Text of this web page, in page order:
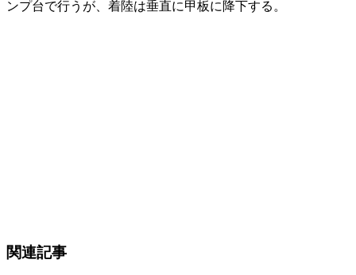
ンプ台で行うが、着陸は垂直に甲板に降下する。
関連記事